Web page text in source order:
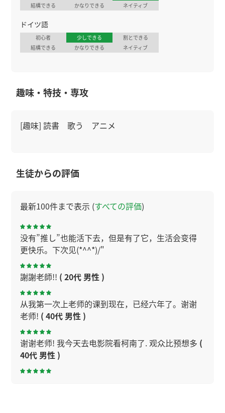
結構できる
かなりできる ネイティブ
ドイツ語
初心者 少しできる
割とできる
結構できる
かなりできる ネイティブ
趣味・特技・専攻
[趣味] 読書 歌う アニメ
生徒からの評価
最新100件まで表示 (すべての評価)
没有”推し”也能活下去，但是有了它，生活会变得
更快乐。下次见(*^^*)/"
謝謝老師!! ( 20代 男性 )
从我第一次上老师的课到现在，已经六年了。谢谢
老师! ( 40代 男性 )
谢谢老师! 我今天去电影院看柯南了. 观众比预想多 (
40代 男性 )